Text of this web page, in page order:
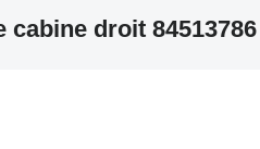
cabine droit 84513786